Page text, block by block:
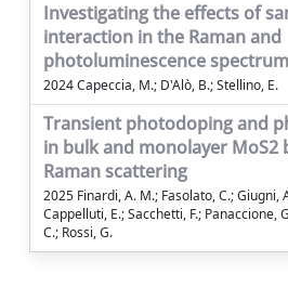
Investigating the effects of
interaction in the Raman and
photoluminescence
2024 Capeccia, M.; D'Alò, B.; Stellino, E.
Transient photodoping and
in bulk and monolayer MoS2
Raman scattering
2025 Finardi, A. M.; Fasolato, C.; Giugni,
Cappelluti, E.; Sacchetti, F.; Panaccione,
C.; Rossi, G.